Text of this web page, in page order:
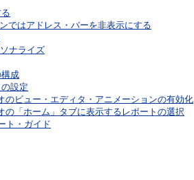
ではアドレス・バーを非表示にする
ナライズ
成
設定
のビュー・エディタ・アニメーションの有効化
の「ホーム」タブに表示するレポートの選択
ト・ガイド